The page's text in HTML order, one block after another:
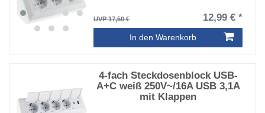
UVP 17,50 € 12,99 € *
In den Warenkorb
4-fach Steckdosenblock USB-
A+C weiß 250V~/16A USB 3,1A
mit Klappen